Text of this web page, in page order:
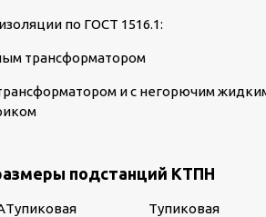
по ГОСТ 1516.1:
трансформатором
и с негорючим
подстанций КТПН
Тупиковая Тупиковая